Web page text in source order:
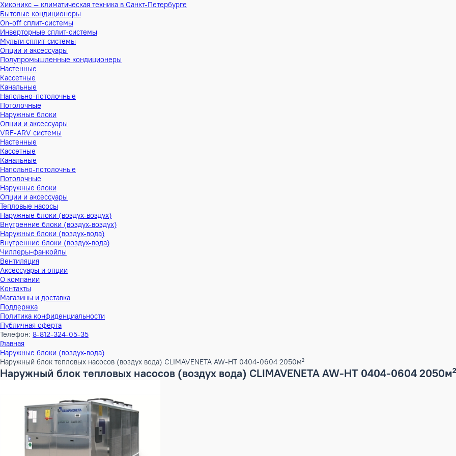
Хиконикс — климатическая техника в Санкт-Петербурге
Бытовые кондиционеры
On-off сплит-системы
Инверторные сплит-системы
Мульти сплит-системы
Опции и аксессуары
Полупромышленные кондиционеры
Настенные
Кассетные
Канальные
Напольно-потолочные
Потолочные
Наружные блоки
Опции и аксессуары
VRF-ARV системы
Настенные
Кассетные
Канальные
Напольно-потолочные
Потолочные
Наружные блоки
Опции и аксессуары
Тепловые насосы
Наружные блоки (воздух-воздух)
Внутренние блоки (воздух-воздух)
Наружные блоки (воздух-вода)
Внутренние блоки (воздух-вода)
Чиллеры-фанкойлы
Вентиляция
Аксессуары и опции
О компании
Контакты
Магазины и доставка
Поддержка
Политика конфиденциальности
Публичная оферта
Телефон:8-812-324-05-35
Главная
Наружный блок тепловых насосов (воздух вода) CLIMAVENETA AW-HT 0404-0604 2050м²
Наружный блок тепловых насосов (воздух вода) CLIMAVENETA AW-HT 0404-